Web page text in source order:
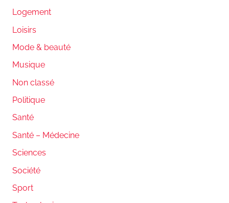
Logement
Loisirs
Mode & beauté
Musique
Non classé
Politique
Santé
Santé – Médecine
Sciences
Société
Sport